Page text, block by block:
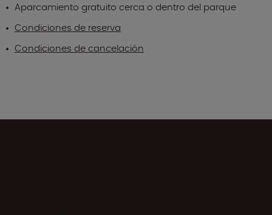
Aparcamiento gratuito cerca o dentro del parque
Condiciones de reserva
Condiciones de cancelación